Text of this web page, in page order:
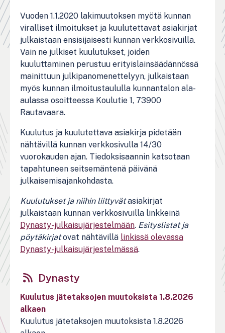
Vuoden 1.1.2020 lakimuutoksen myötä kunnan
viralliset ilmoitukset ja kuulutettavat asiakirjat
julkaistaan ensisijaisesti kunnan verkkosivuilla.
Vain ne julkiset kuulutukset, joiden
kuuluttaminen perustuu erityislainsäädännössä
mainittuun julkipanomenettelyyn, julkaistaan
myös kunnan ilmoitustaululla kunnantalon ala-
aulassa osoitteessa Koulutie 1, 73900
Rautavaara.
Kuulutus ja kuulutettava asiakirja pidetään
nähtävillä kunnan verkkosivulla 14/30
vuorokauden ajan. Tiedoksisaannin katsotaan
tapahtuneen seitsemäntenä päivänä
julkaisemisajankohdasta.
Kuulutukset ja niihin liittyvätasiakirjat
julkaistaan kunnan verkkosivuilla linkkeinä
Dynasty-julkaisujärjestelmään. Esityslistat ja
pöytäkirjatovat nähtävillä linkissä olevassa
Dynasty-julkaisujärjestelmässä.
Dynasty
Kuulutus jätetaksojen muutoksista 1.8.2026
alkaen
Kuulutus jätetaksojen muutoksista 1.8.2026